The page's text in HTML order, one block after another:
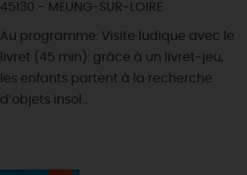
45130 - MEUNG-SUR-LOIRE
Au programme: Visite ludique avec le
livret (45 min): grâce à un livret-jeu,
les enfants partent à la recherche
d’objets insol...